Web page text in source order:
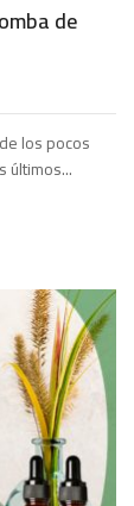
de
los pocos
últimos...